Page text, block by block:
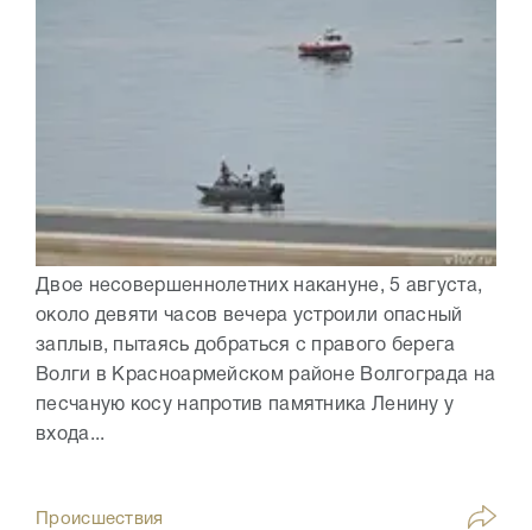
Двое несовершеннолетних накануне, 5 августа,
около девяти часов вечера устроили опасный
заплыв, пытаясь добраться с правого берега
Волги в Красноармейском районе Волгограда на
песчаную косу напротив памятника Ленину у
входа...
Происшествия